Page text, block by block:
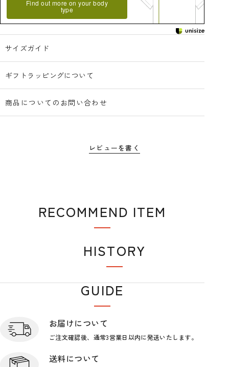
Find out more on your body
type
サイズガイド
ギフトラッピングについて
商品についてのお問い合わせ
レビューを書く
RECOMMEND ITEM
HISTORY
GUIDE
お届けについて
ご注文確認後、通常3営業日以内に発送いたします。
送料について